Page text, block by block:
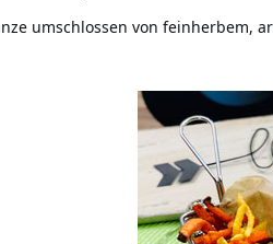
umschlossen von feinherbem,